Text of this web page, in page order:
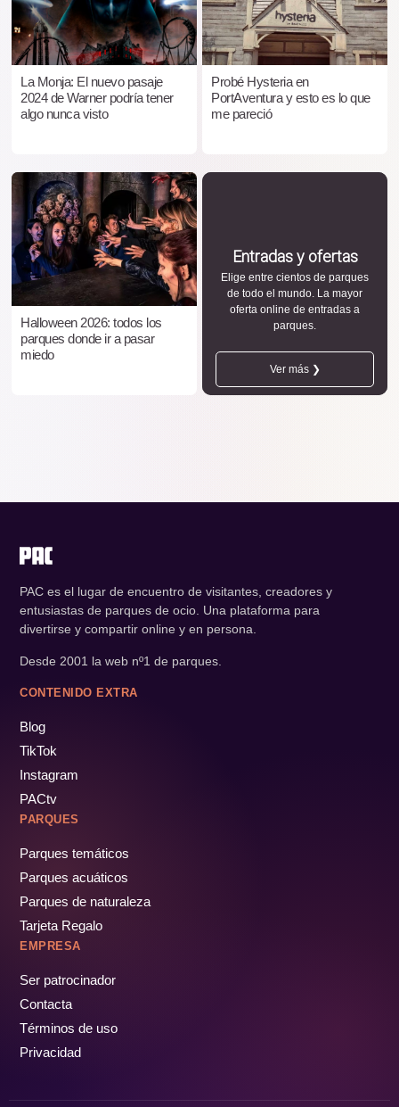
La Monja: El nuevo pasaje
2024 de Warner podría tener
algo nunca visto
Probé Hysteria en
PortAventura y esto es lo que
me pareció
Halloween 2026: todos los
parques donde ir a pasar
miedo
Entradas y ofertas
Elige entre cientos de parques
de todo el mundo. La mayor
oferta online de entradas a
parques.
Ver más ❯
PAC es el lugar de encuentro de visitantes, creadores y
entusiastas de parques de ocio. Una plataforma para
divertirse y compartir online y en persona.
Desde 2001 la web nº1 de parques.
CONTENIDO EXTRA
Blog
TikTok
Instagram
PACtv
PARQUES
Parques temáticos
Parques acuáticos
Parques de naturaleza
Tarjeta Regalo
EMPRESA
Ser patrocinador
Contacta
Términos de uso
Privacidad